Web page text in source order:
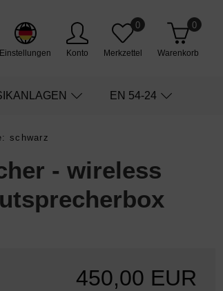
Einstellungen Konto Merkzettel
0
Warenkorb
0
EN 54-24
schwarz
- wireless
450,00 EUR